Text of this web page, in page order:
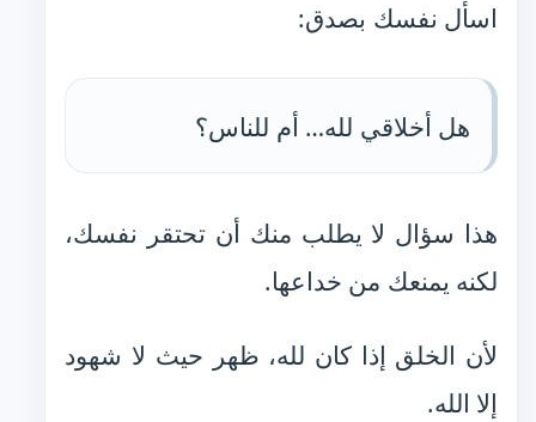
اسأل نفسك بصدق:
هل أخلاقي لله… أم للناس؟
هذا سؤال لا يطلب منك أن تحتقر نفسك،
لكنه يمنعك من خداعها.
لأن الخلق إذا كان لله، ظهر حيث لا شهود
إلا الله.